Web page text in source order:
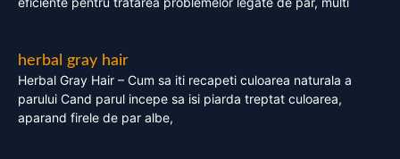
herbal gray hair
Herbal Gray Hair – Cum sa iti recapeti culoarea naturala a
parului Cand parul incepe sa isi piarda treptat culoarea,
aparand firele de par albe,